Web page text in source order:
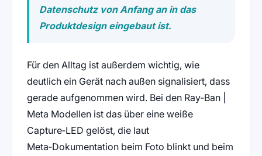
Datenschutz von Anfang an in das
Produktdesign eingebaut ist.
Für den Alltag ist außerdem wichtig, wie
deutlich ein Gerät nach außen signalisiert, dass
gerade aufgenommen wird. Bei den Ray‑Ban |
Meta Modellen ist das über eine weiße
Capture‑LED gelöst, die laut
Meta‑Dokumentation beim Foto blinkt und beim